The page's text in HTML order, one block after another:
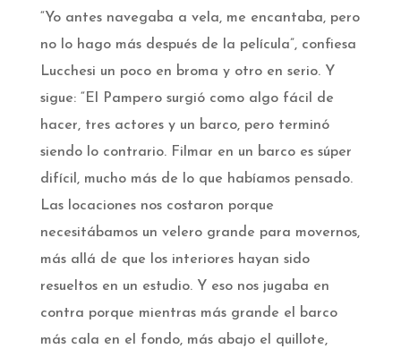
“Yo antes navegaba a vela, me encantaba, pero
no lo hago más después de la película”, confiesa
Lucchesi un poco en broma y otro en serio. Y
sigue: “El Pampero surgió como algo fácil de
hacer, tres actores y un barco, pero terminó
siendo lo contrario. Filmar en un barco es súper
difícil, mucho más de lo que habíamos pensado.
Las locaciones nos costaron porque
necesitábamos un velero grande para movernos,
más allá de que los interiores hayan sido
resueltos en un estudio. Y eso nos jugaba en
contra porque mientras más grande el barco
más cala en el fondo, más abajo el quillote,